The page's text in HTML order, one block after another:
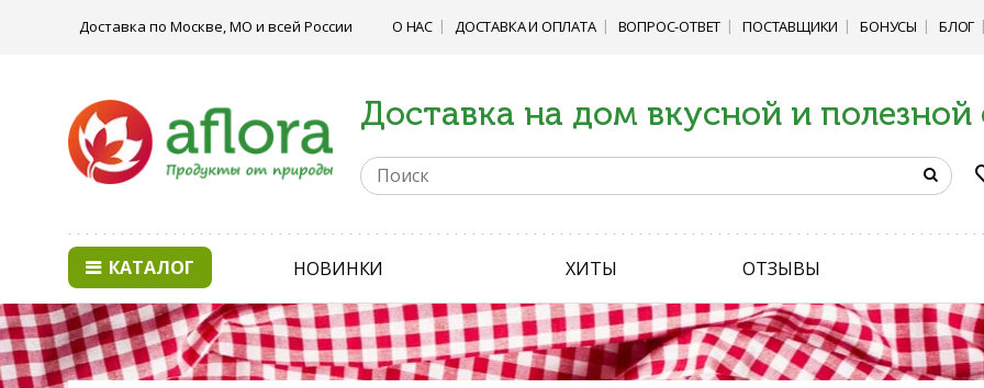
Доставка по Москве, МО и всей России О НАС ДОСТАВКА И ОПЛАТА ВОПРОС-ОТВЕТ ПОСТАВЩИКИ БОНУСЫ БЛОГ
Доставка на дом вкусной и полезной
КАТАЛОГ НОВИНКИ ХИТЫ ОТЗЫВЫ